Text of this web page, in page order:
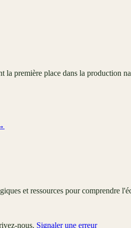
première place dans la production
et ressources pour comprendre
nous. Signaler une erreur